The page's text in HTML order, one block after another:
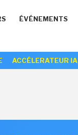
ÉVÉNEMENTS
ACCÉLERATEUR IA